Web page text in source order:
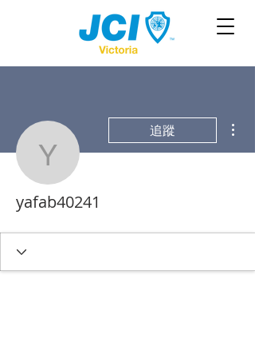
yafab40241
追蹤
yafab40241